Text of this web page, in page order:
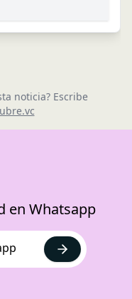
noticia? Escribe
en Whatsapp